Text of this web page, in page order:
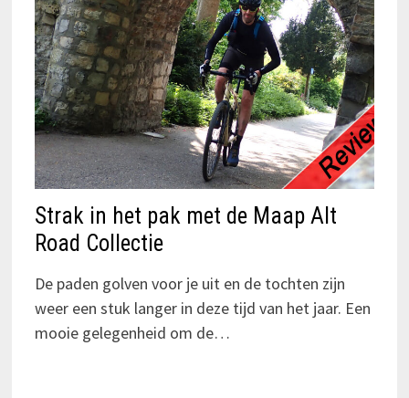
Strak in het pak met de Maap Alt
Road Collectie
De paden golven voor je uit en de tochten zijn
weer een stuk langer in deze tijd van het jaar. Een
mooie gelegenheid om de…